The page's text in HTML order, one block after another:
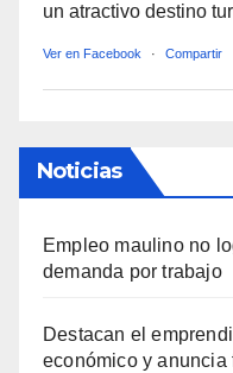
un atractivo destino
Ver en Facebook · Compartir
Noticias
Empleo maulino no
demanda por trabajo
Destacan el
económico y anuncia